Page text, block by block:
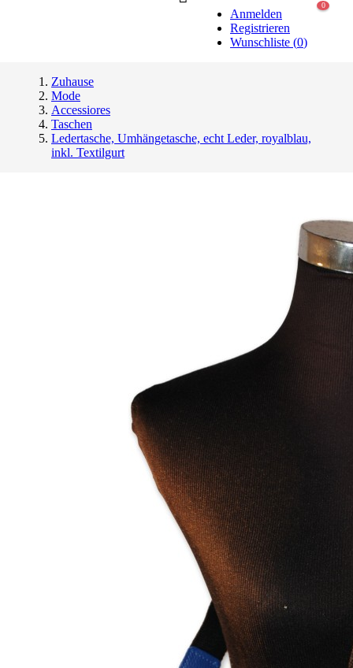
Anmelden
Registrieren
Wunschliste (0)
0
Zuhause
Mode
Accessiores
Taschen
Ledertasche, Umhängetasche, echt Leder, royalblau,
inkl. Textilgurt